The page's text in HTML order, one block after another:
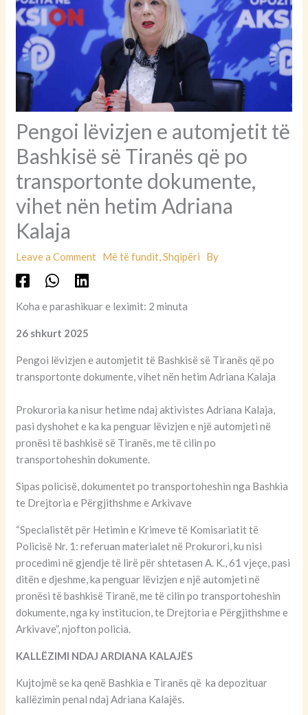
Pengoi lëvizjen e automjetit të
Bashkisë së Tiranës që po
transportonte dokumente,
vihet nën hetim Adriana
Kalaja
Leave a Comment Më të fundit,Shqipëri By
Koha e parashikuar e leximit: 2 minuta
26 shkurt 2025
Pengoi lëvizjen e automjetit të Bashkisë së Tiranës që po
transportonte dokumente, vihet nën hetim Adriana Kalaja
Prokuroria ka nisur hetime ndaj aktivistes Adriana Kalaja,
pasi dyshohet e ka ka penguar lëvizjen e një automjeti në
pronësi të bashkisë së Tiranës, me të cilin po
transportoheshin dokumente.
Sipas policisë, dokumentet po transportoheshin nga Bashkia
te Drejtoria e Përgjithshme e Arkivave
“Specialistët për Hetimin e Krimeve të Komisariatit të
Policisë Nr. 1: referuan materialet në Prokurori, ku nisi